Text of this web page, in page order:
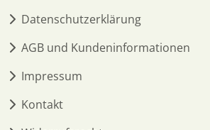
Datenschutzerklärung
AGB und Kundeninformationen
Impressum
Kontakt